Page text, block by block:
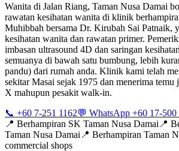
Wanita di Jalan Riang, Taman Nusa Damai
rawatan kesihatan wanita di klinik
Muhibbah bersama Dr. Kirubah Sai Patnaik,
kesihatan wanita dan rawatan primer.
imbasan ultrasound 4D dan saringan
semuanya di bawah satu bumbung, lebih
pandu) dari rumah anda. Klinik kami telah
sekitar Masai sejak 1975 dan menerima
X mahupun pesakit walk-in.
📞 +60 7-251 1162💬 WhatsApp +60 17-500
📍 Berhampiran SK Taman Nusa Damai 📍
Taman Nusa Damai 📍 Berhampiran Taman
commercial shops